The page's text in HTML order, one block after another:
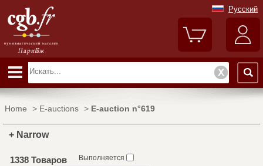
Русский
Home > E-auctions > E-auction n°619
+ Narrow
1338 Товаров Выполняется